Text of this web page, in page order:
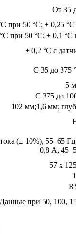
От 35
при 50 °C; ± 0,25
при 50 °C; ± 0,1
± 0,2 °C с
С 35 до 375
5
С 375 до
102 мм;1,6 мм;
(± 10%), 55–65
0,8 A,
57 x
Данные при 50, 100,